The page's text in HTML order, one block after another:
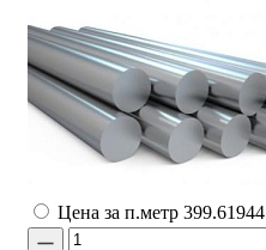
Цена за п.метр 399.61944